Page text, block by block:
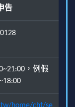
告
，例假